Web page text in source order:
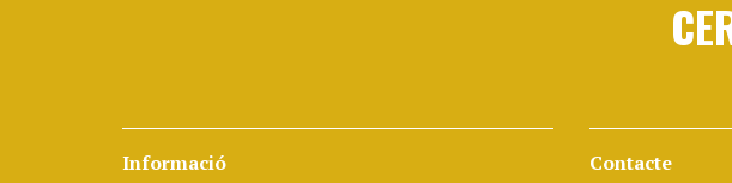
Informació Contacte